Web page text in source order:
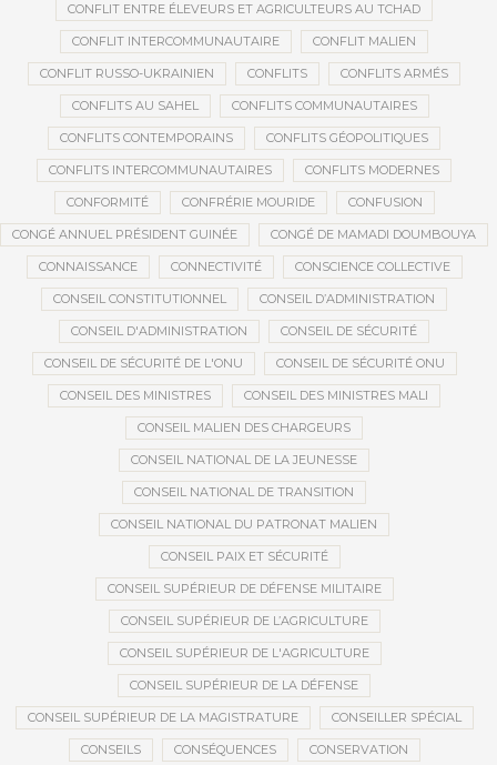
CONFLIT ENTRE ÉLEVEURS ET AGRICULTEURS AU TCHAD
CONFLIT INTERCOMMUNAUTAIRE CONFLIT MALIEN
CONFLIT RUSSO-UKRAINIEN CONFLITS CONFLITS ARMÉS
CONFLITS AU SAHEL CONFLITS COMMUNAUTAIRES
CONFLITS CONTEMPORAINS CONFLITS GÉOPOLITIQUES
CONFLITS INTERCOMMUNAUTAIRES CONFLITS MODERNES
CONFORMITÉ CONFRÉRIE MOURIDE CONFUSION
CONGÉ ANNUEL PRÉSIDENT GUINÉE CONGÉ DE MAMADI DOUMBOUYA
CONNAISSANCE CONNECTIVITÉ CONSCIENCE COLLECTIVE
CONSEIL CONSTITUTIONNEL CONSEIL D’ADMINISTRATION
CONSEIL D'ADMINISTRATION CONSEIL DE SÉCURITÉ
CONSEIL DE SÉCURITÉ DE L'ONU CONSEIL DE SÉCURITÉ ONU
CONSEIL DES MINISTRES CONSEIL DES MINISTRES MALI
CONSEIL MALIEN DES CHARGEURS
CONSEIL NATIONAL DE LA JEUNESSE
CONSEIL NATIONAL DE TRANSITION
CONSEIL NATIONAL DU PATRONAT MALIEN
CONSEIL PAIX ET SÉCURITÉ
CONSEIL SUPÉRIEUR DE DÉFENSE MILITAIRE
CONSEIL SUPÉRIEUR DE L’AGRICULTURE
CONSEIL SUPÉRIEUR DE L'AGRICULTURE
CONSEIL SUPÉRIEUR DE LA DÉFENSE
CONSEIL SUPÉRIEUR DE LA MAGISTRATURE CONSEILLER SPÉCIAL
CONSEILS CONSÉQUENCES CONSERVATION